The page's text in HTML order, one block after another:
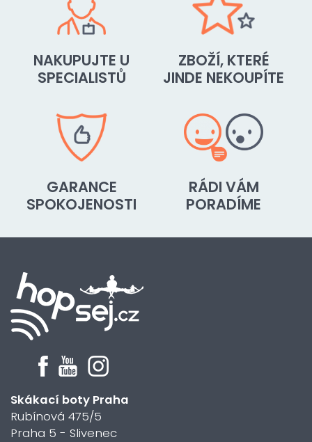
NAKUPUJTE U
SPECIALISTŮ
ZBOŽÍ, KTERÉ
JINDE NEKOUPÍTE
GARANCE
SPOKOJENOSTI
RÁDI VÁM
PORADÍME
Skákací boty Praha
Rubínová 475/5
Praha 5 - Slivenec